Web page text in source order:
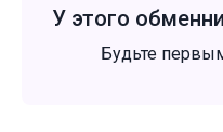
У этого
Будьте